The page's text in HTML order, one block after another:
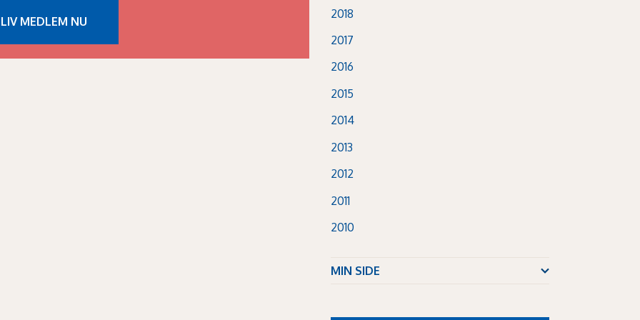
MEDLEM NU
2018
2017
2016
2015
2014
2013
2012
2011
2010
MIN SIDE